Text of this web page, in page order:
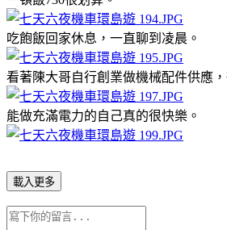
吃飽飯回家休息，一直聊到凌晨。
看著陳大哥自行創業做機械配件供應
能做充滿電力的自己真的很快樂。
載入更多